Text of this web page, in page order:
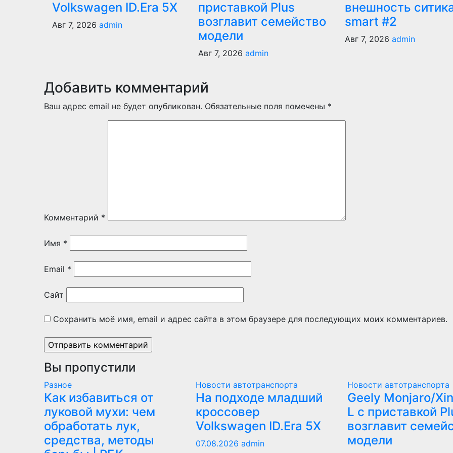
Volkswagen ID.Era 5X
Авг 7, 2026 admin
приставкой Plus
возглавит семейство
модели
Авг 7, 2026admin
внешность
smart #2
Авг 7, 2026 admin
Добавить комментарий
Ваш адрес email не будет опубликован. Обязательные поля помечены *
Комментарий *
Имя *
Email *
Сайт
Сохранить моё имя, email и адрес сайта в этом браузере для последующих моих комментариев.
Вы пропустили
Разное
Как избавиться от
луковой мухи: чем
обработать лук,
средства, методы
Новости автотранспорта
На подходе младший
кроссовер
Volkswagen ID.Era 5X
07.08.2026 admin
Новости автотранспорта
Geely Monjaro/
L с приставкой
возглавит
модели